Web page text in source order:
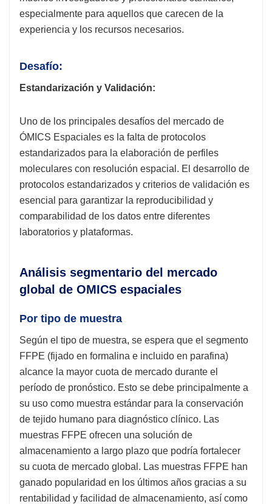
especialmente para aquellos que carecen de la
experiencia y los recursos necesarios.
Desafío:
Estandarización y Validación:
Uno de los principales desafíos del mercado de
ÓMICS Espaciales es la falta de protocolos
estandarizados para la elaboración de perfiles
moleculares con resolución espacial. El desarrollo de
protocolos estandarizados y criterios de validación es
esencial para garantizar la reproducibilidad y
comparabilidad de los datos entre diferentes
laboratorios y plataformas.
Análisis segmentario del mercado
global de OMICS espaciales
Por tipo de muestra
Según el tipo de muestra, se espera que el segmento
FFPE (fijado en formalina e incluido en parafina)
alcance la mayor cuota de mercado durante el
período de pronóstico. Esto se debe principalmente a
su uso como muestra estándar para la conservación
de tejido humano para diagnóstico clínico. Las
muestras FFPE ofrecen una solución de
almacenamiento a largo plazo que podría fortalecer
su cuota de mercado global. Las muestras FFPE han
ganado popularidad en los últimos años gracias a su
rentabilidad y facilidad de almacenamiento, así como